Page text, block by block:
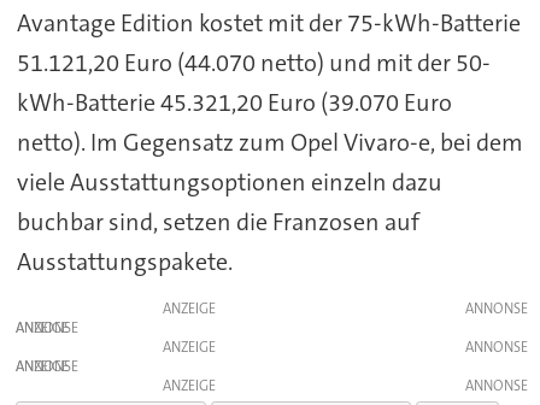
Avantage Edition kostet mit der 75-kWh-Batterie
51.121,20 Euro (44.070 netto) und mit der 50-
kWh-Batterie 45.321,20 Euro (39.070 Euro
netto). Im Gegensatz zum Opel Vivaro-e, bei dem
viele Ausstattungsoptionen einzeln dazu
buchbar sind, setzen die Franzosen auf
Ausstattungspakete.
ANZEIGE
ANZEIGE
ANZEIGE
ANZEIGE
ANZEIGE